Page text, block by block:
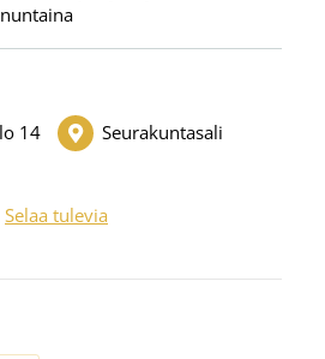
14 Seurakuntasali
Selaa tulevia